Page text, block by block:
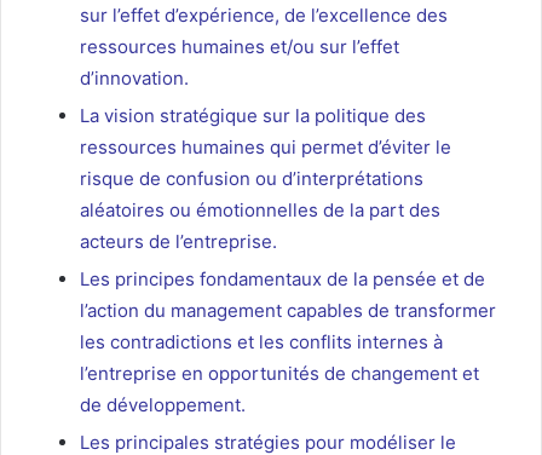
sur l’effet d’expérience, de l’excellence des
ressources humaines et/ou sur l’effet
d’innovation.
La vision stratégique sur la politique des
ressources humaines qui permet d’éviter le
risque de confusion ou d’interprétations
aléatoires ou émotionnelles de la part des
acteurs de l’entreprise.
Les principes fondamentaux de la pensée et de
l’action du management capables de transformer
les contradictions et les conflits internes à
l’entreprise en opportunités de changement et
de développement.
Les principales stratégies pour modéliser le